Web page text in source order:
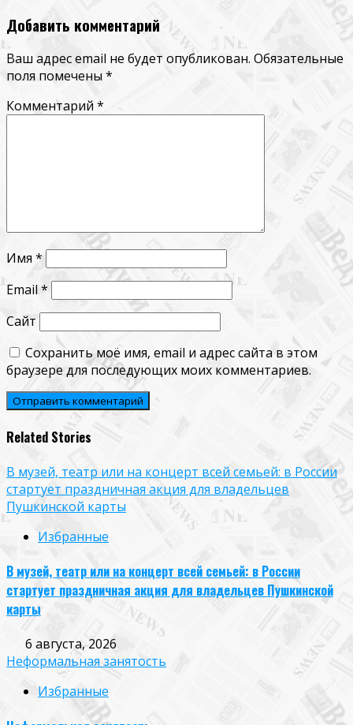
Добавить комментарий
Ваш адрес email не будет опубликован. Обязательные
поля помечены *
Комментарий*
Имя *
Email*
Сайт
Сохранить моё имя, email и адрес сайта в этом
браузере для последующих моих комментариев.
Related Stories
В музей, театр или на концерт всей семьей: в России
стартует праздничная акция для владельцев
Пушкинской карты
Избранные
В музей, театр или на концерт всей семьей: в России
стартует праздничная акция для владельцев Пушкинской
карты
6 августа, 2026
Неформальная занятость
Избранные